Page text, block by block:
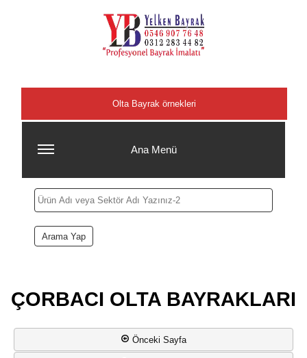
Olta Bayrak örnekleri
Ana Menü
ÇORBACI OLTA BAYRAKLARI
Önceki Sayfa